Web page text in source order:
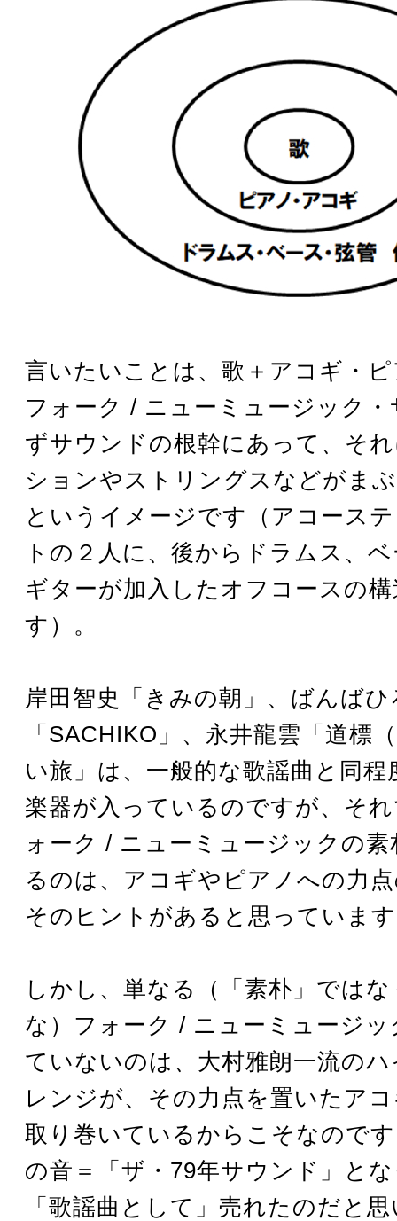
言いたいことは、歌＋アコギ・
フォーク / ニューミュージック
ずサウンドの根幹にあって、そ
ションやストリングスなどがま
というイメージです（アコース
トの２人に、後からドラムス、
ギターが加入したオフコースの
す）。
岸田智史「きみの朝」、ばんば
「SACHIKO」、永井龍雲「道標
い旅」は、一般的な歌謡曲と同程
楽器が入っているのですが、そ
ォーク / ニューミュージックの
るのは、アコギやピアノへの力
そのヒントがあると思っていま
しかし、単なる（「素朴」では
な）フォーク / ニューミュージ
ていないのは、大村雅朗一流の
レンジが、その力点を置いたア
取り巻いているからこそなので
の音＝「ザ・79年サウンド」と
「歌謡曲として」売れたのだと